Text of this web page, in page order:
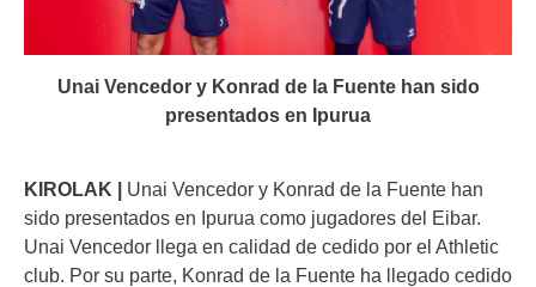
Unai Vencedor y Konrad de la Fuente han sido
presentados en Ipurua
KIROLAK | Unai Vencedor y Konrad de la Fuente han
sido presentados en Ipurua como jugadores del Eibar.
Unai Vencedor llega en calidad de cedido por el Athletic
club. Por su parte, Konrad de la Fuente ha llegado cedido